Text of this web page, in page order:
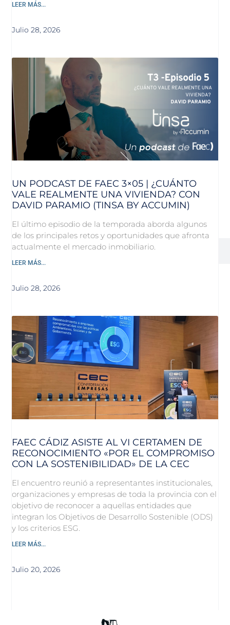
LEER MÁS...
Julio 28, 2026
UN PODCAST DE FAEC 3×05 | ¿CUÁNTO
VALE REALMENTE UNA VIVIENDA? CON
DAVID PARAMIO (TINSA BY ACCUMIN)
El último episodio de la temporada aborda algunos
de los principales retos y oportunidades que afronta
actualmente el mercado inmobiliario.
LEER MÁS...
Julio 28, 2026
FAEC CÁDIZ ASISTE AL VI CERTAMEN DE
RECONOCIMIENTO «POR EL COMPROMISO
CON LA SOSTENIBILIDAD» DE LA CEC
El encuentro reunió a representantes institucionales,
organizaciones y empresas de toda la provincia con el
objetivo de reconocer a aquellas entidades que
integran los Objetivos de Desarrollo Sostenible (ODS)
y los criterios ESG.
LEER MÁS...
Julio 20, 2026